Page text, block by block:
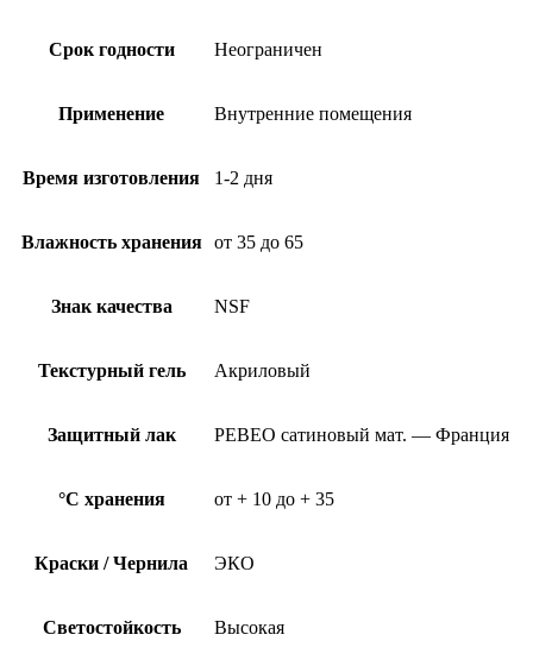
Срок годности Неограничен
Применение Внутренние помещения
Время изготовления 1-2 дня
Влажность хранения от 35 до 65
Знак качества NSF
Текстурный гель Акриловый
Защитный лак PEBEO сатиновый мат. — Франция
°C хранения от + 10 до + 35
Краски / Чернила ЭКО
Светостойкость Высокая